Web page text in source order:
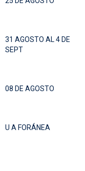
31 AGOSTO AL 4 DE
SEPT
08 DE AGOSTO
U A FORÁNEA